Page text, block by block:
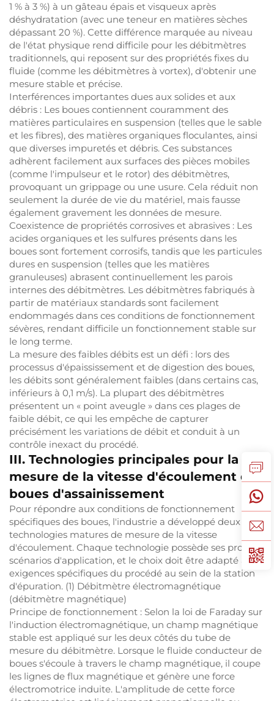
1 % à 3 %) à un gâteau épais et visqueux après
déshydratation (avec une teneur en matières sèches
dépassant 20 %). Cette différence marquée au niveau
de l'état physique rend difficile pour les débitmètres
traditionnels, qui reposent sur des propriétés fixes du
fluide (comme les débitmètres à vortex), d'obtenir une
mesure stable et précise.
Interférences importantes dues aux solides et aux
débris : Les boues contiennent couramment des
matières particulaires en suspension (telles que le sable
et les fibres), des matières organiques floculantes, ainsi
que diverses impuretés et débris. Ces substances
adhèrent facilement aux surfaces des pièces mobiles
(comme l'impulseur et le rotor) des débitmètres,
provoquant un grippage ou une usure. Cela réduit non
seulement la durée de vie du matériel, mais fausse
également gravement les données de mesure.
Coexistence de propriétés corrosives et abrasives : Les
acides organiques et les sulfures présents dans les
boues sont fortement corrosifs, tandis que les particules
dures en suspension (telles que les matières
granuleuses) abrasent continuellement les parois
internes des débitmètres. Les débitmètres fabriqués à
partir de matériaux standards sont facilement
endommagés dans ces conditions de fonctionnement
sévères, rendant difficile un fonctionnement stable sur
le long terme.
La mesure des faibles débits est un défi : lors des
processus d'épaississement et de digestion des boues,
les débits sont généralement faibles (dans certains cas,
inférieurs à 0,1 m/s). La plupart des débitmètres
présentent un « point aveugle » dans ces plages de
faible débit, ce qui les empêche de capturer
précisément les variations de débit et conduit à un
contrôle inexact du procédé.
III. Technologies principales pour la
mesure de la vitesse d'écoulement des
boues d'assainissement
Pour répondre aux conditions de fonctionnement
spécifiques des boues, l'industrie a développé deux
technologies matures de mesure de la vitesse
d'écoulement. Chaque technologie possède ses propres
scénarios d'application, et le choix doit être adapté aux
exigences spécifiques du procédé au sein de la station
d'épuration. (1) Débitmètre électromagnétique
(débitmètre magnétique)
Principe de fonctionnement : Selon la loi de Faraday sur
l'induction électromagnétique, un champ magnétique
stable est appliqué sur les deux côtés du tube de
mesure du débitmètre. Lorsque le fluide conducteur de
boues s'écoule à travers le champ magnétique, il coupe
les lignes de flux magnétique et génère une force
électromotrice induite. L'amplitude de cette force